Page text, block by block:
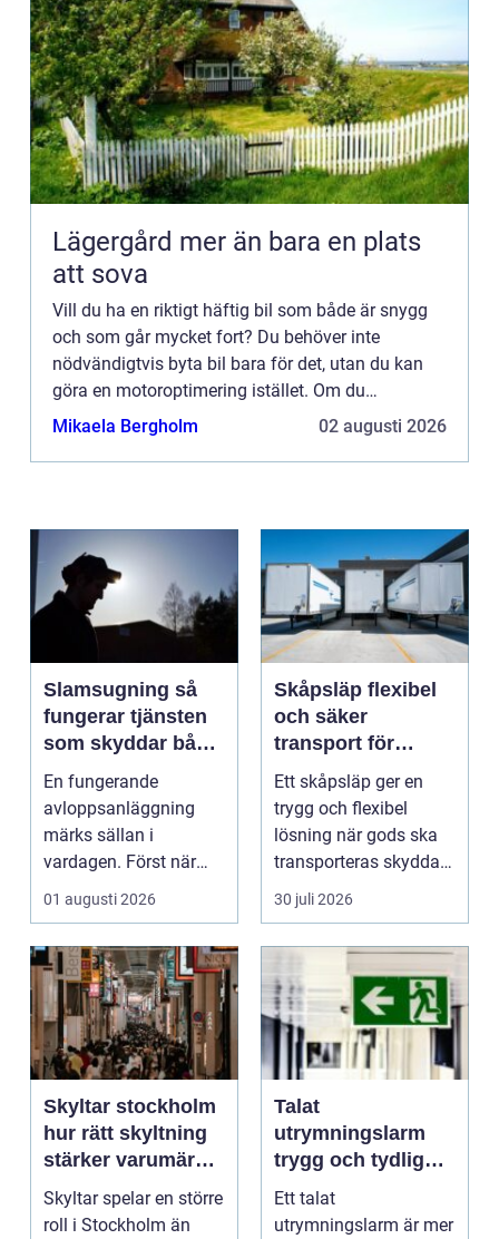
Lägergård mer än bara en plats
att sova
Vill du ha en riktigt häftig bil som både är snygg
och som går mycket fort? Du behöver inte
nödvändigtvis byta bil bara för det, utan du kan
göra en motoroptimering istället. Om du
dessutom väljer till lite extra snygga tillbehör
Mikaela Bergholm 02 augusti 2026
Slamsugning så
fungerar tjänsten
som skyddar både
hus och miljö
En fungerande
avloppsanläggning
märks sällan i
vardagen. Först när
brunnar svämmar över,
avlopp börj...
01 augusti 2026
Skåpsläp flexibel
och säker
transport för
företag och
privatpersoner
Ett skåpsläp ger en
trygg och flexibel
lösning när gods ska
transporteras skyddat
mot väder, insyn o...
30 juli 2026
Skyltar stockholm
hur rätt skyltning
stärker varumärket
i stadsmiljön
Skyltar spelar en större
roll i Stockholm än
Talat
utrymningslarm
trygg och tydlig
vägledning vid kris
Ett talat
utrymningslarm är mer